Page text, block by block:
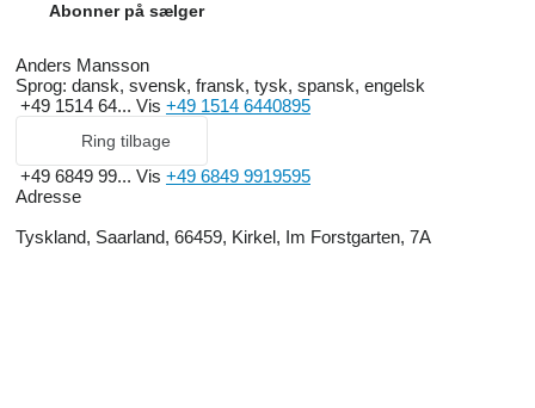
Abonner på sælger
Anders Mansson
Sprog: dansk, svensk, fransk, tysk, spansk, engelsk
+49 1514 64... Vis +49 1514 6440895
Ring tilbage
+49 6849 99... Vis +49 6849 9919595
Adresse
Tyskland, Saarland, 66459, Kirkel, Im Forstgarten, 7A